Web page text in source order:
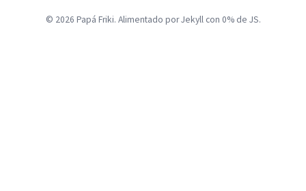
© 2026 Papá Friki. Alimentado por Jekyll con 0% de JS.